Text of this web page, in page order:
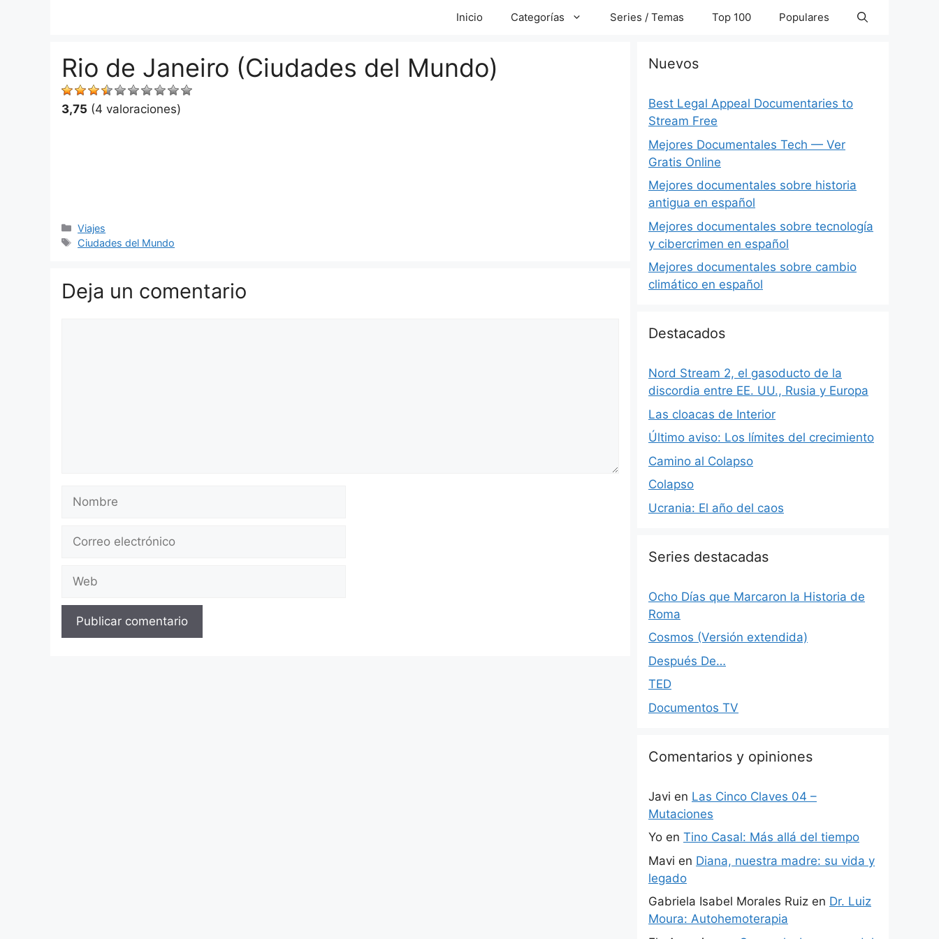
Inicio Categorías Series / Temas Top 100 Populares
Rio de Janeiro (Ciudades del Mundo)
3,75 (4 valoraciones)
Categorías
Viajes
Etiquetas
Ciudades del Mundo
Deja un comentario
electrónico
Nuevos
Best Legal Appeal Documentaries to
Stream Free
Mejores Documentales Tech — Ver
Gratis Online
Mejores documentales sobre historia
antigua en español
Mejores documentales sobre tecnología
y cibercrimen en español
Mejores documentales sobre cambio
climático en español
Destacados
Nord Stream 2, el gasoducto de la
discordia entre EE. UU., Rusia y Europa
Las cloacas de Interior
Último aviso: Los límites del crecimiento
Camino al Colapso
Colapso
Ucrania: El año del caos
Series destacadas
Ocho Días que Marcaron la Historia de
Roma
Cosmos (Versión extendida)
Después De…
TED
Documentos TV
Comentarios y opiniones
Javi en Las Cinco Claves 04 –
Mutaciones
Yo en Tino Casal: Más allá del tiempo
Mavi en Diana, nuestra madre: su vida y
legado
Gabriela Isabel Morales Ruiz en Dr. Luiz
Moura: Autohemoterapia